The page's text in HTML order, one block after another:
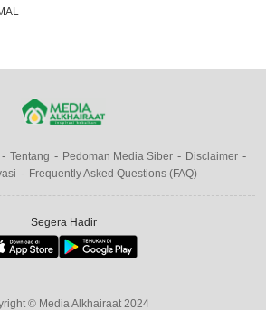
Tentang Pedoman Media Siber
Disclaimer
Frequently Asked Questions (FAQ)
Segera Hadir
© Media Alkhairaat 2024